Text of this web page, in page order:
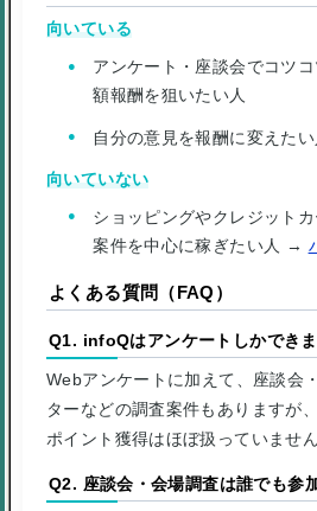
向いている
アンケート・座談会でコツ
額報酬を狙いたい人
自分の意見を報酬に変えたい
向いていない
ショッピングやクレジット
案件を中心に稼ぎたい人 →
よくある質問（FAQ）
Q1. infoQはアンケートしかでき
Webアンケートに加えて、座談会
ターなどの調査案件もありますが
ポイント獲得はほぼ扱っていません
Q2. 座談会・会場調査は誰でも参